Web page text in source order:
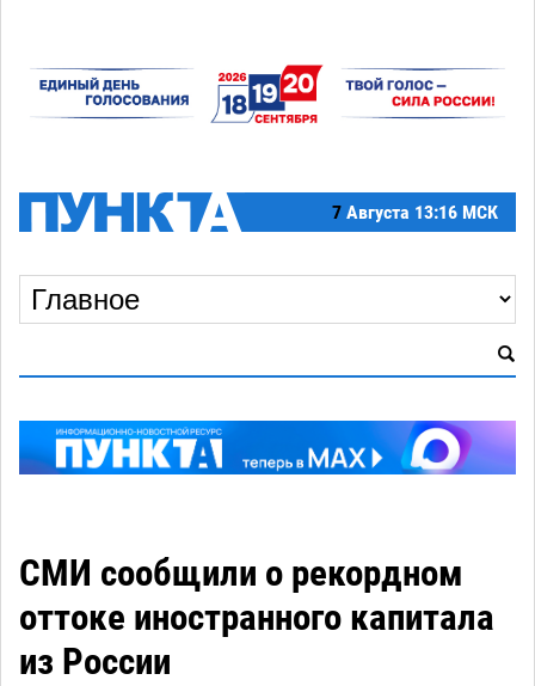
7 Августа 13:16 МСК
СМИ сообщили о рекордном
оттоке иностранного капитала
из России